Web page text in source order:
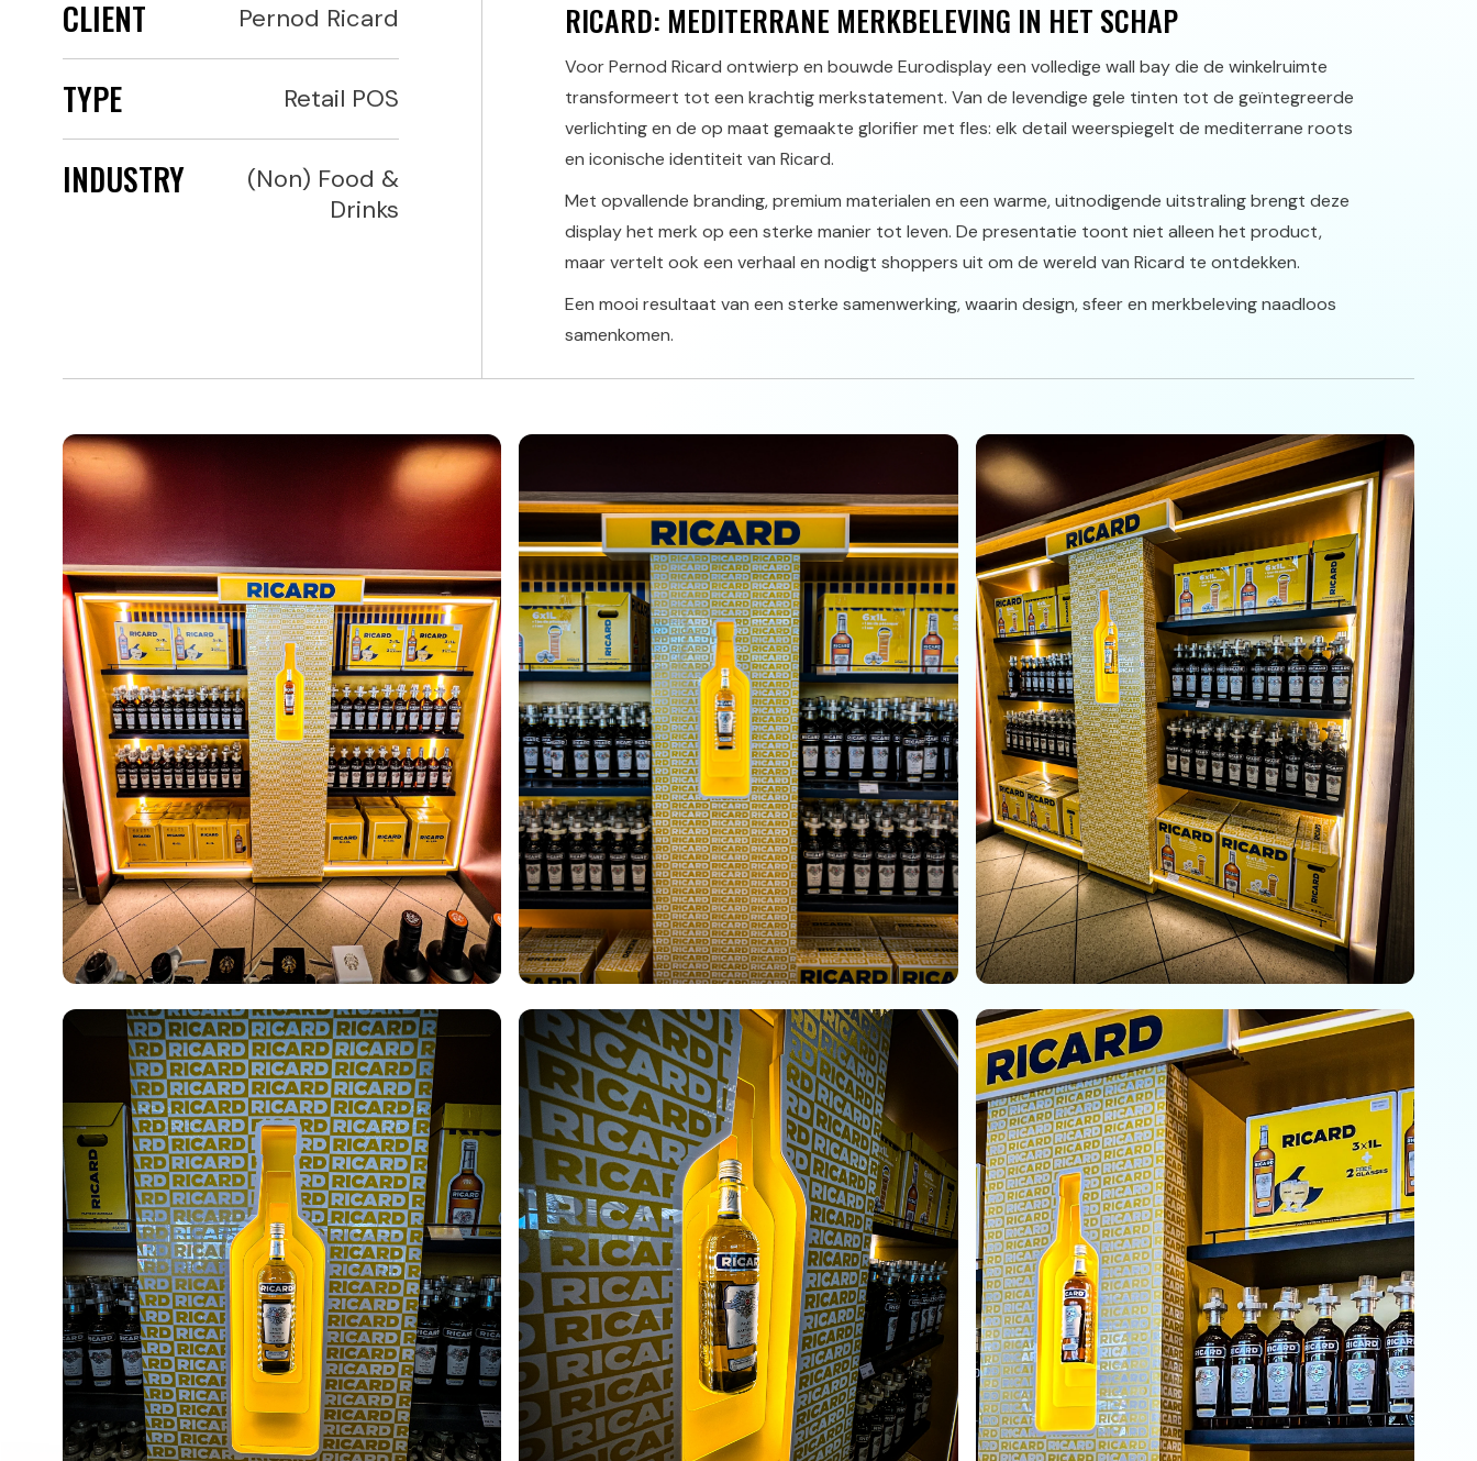
CLIENT Pernod Ricard
TYPE Retail POS
INDUSTRY
(Non) Food &
Drinks
RICARD: MEDITERRANE MERKBELEVING IN HET SCHAP
Voor Pernod Ricard ontwierp en bouwde Eurodisplay een volledige wall bay die de winkelruimte
transformeert tot een krachtig merkstatement. Van de levendige gele tinten tot de geïntegreerde
verlichting en de op maat gemaakte glorifier met fles: elk detail weerspiegelt de mediterrane roots
en iconische identiteit van Ricard.
Met opvallende branding, premium materialen en een warme, uitnodigende uitstraling brengt deze
display het merk op een sterke manier tot leven. De presentatie toont niet alleen het product,
maar vertelt ook een verhaal en nodigt shoppers uit om de wereld van Ricard te ontdekken.
Een mooi resultaat van een sterke samenwerking, waarin design, sfeer en merkbeleving naadloos
samenkomen.